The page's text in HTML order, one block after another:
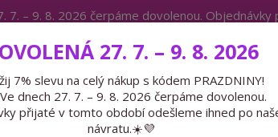
7. – 9. 8. 2026 čerpáme dovolenou.
Hledat
Expedice 775 866 913 Po-
27. 7. – 9. 8. 2026
7% slevu na celý nákup s kódem PRAZDNINY!
dnech 27. 7. – 9. 8. 2026 čerpáme dovolenou.
přijaté v tomto období odešleme ihned po
návratu.☀️💜